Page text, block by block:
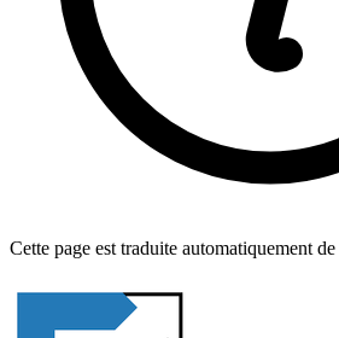
Cette page est traduite automa­tique­ment de